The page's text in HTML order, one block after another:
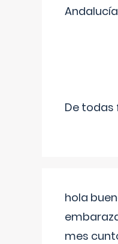
De todas
hola
mes